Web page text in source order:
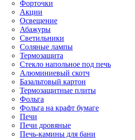
Форточки
Акции
Освещение
Абажуры
Светильники
Соляные лампы
Термозащита
Стекло напольное под печь
Алюминиевый скотч
Базальтовый картон
Термозащитные плиты
Фольга
Фольга на крафт бумаге
Печи
Печи дровяные
Печь-камины для бани